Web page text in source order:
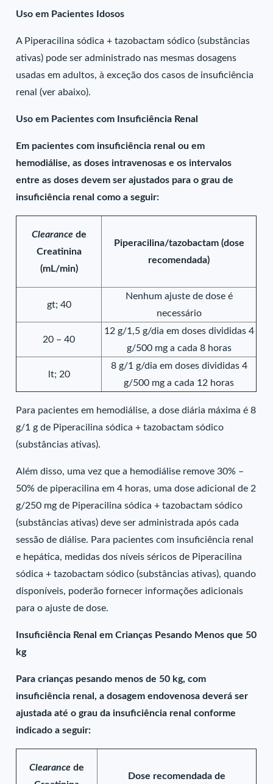
Uso em Pacientes Idosos
A Piperacilina sódica + tazobactam sódico (substâncias
ativas) pode ser administrado nas mesmas dosagens
usadas em adultos, à exceção dos casos de insuficiência
renal (ver abaixo).
Uso em Pacientes com Insuficiência Renal
Em pacientes com insuficiência renal ou em
hemodiálise, as doses intravenosas e os intervalos
entre as doses devem ser ajustados para o grau de
insuficiência renal como a seguir:
Clearance de
Creatinina
(mL/min)
Piperacilina/tazobactam (dose
recomendada)
gt; 40
Nenhum ajuste de dose é
necessário
20 – 40
12 g/1,5 g/dia em doses divididas 4
g/500 mg a cada 8 horas
lt; 20
8 g/1 g/dia em doses divididas 4
g/500 mg a cada 12 horas
Para pacientes em hemodiálise, a dose diária máxima é 8
g/1 g de Piperacilina sódica + tazobactam sódico
(substâncias ativas).
Além disso, uma vez que a hemodiálise remove 30% –
50% de piperacilina em 4 horas, uma dose adicional de 2
g/250 mg de Piperacilina sódica + tazobactam sódico
(substâncias ativas) deve ser administrada após cada
sessão de diálise. Para pacientes com insuficiência renal
e hepática, medidas dos níveis séricos de Piperacilina
sódica + tazobactam sódico (substâncias ativas), quando
disponíveis, poderão fornecer informações adicionais
para o ajuste de dose.
Insuficiência Renal em Crianças Pesando Menos que 50
kg
Para crianças pesando menos de 50 kg, com
insuficiência renal, a dosagem endovenosa deverá ser
ajustada até o grau da insuficiência renal conforme
indicado a seguir:
Clearancede
Dose recomendada de